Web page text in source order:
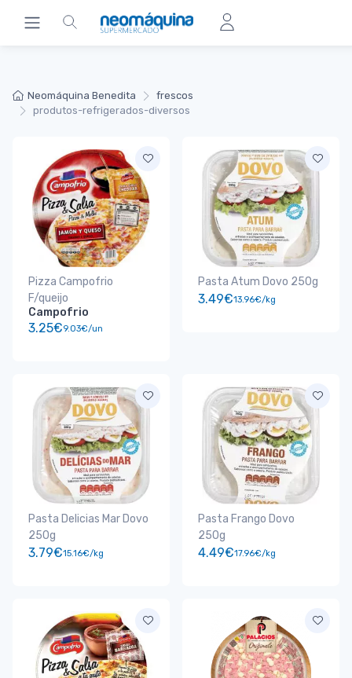
Neomáquina Benedita
frescos
produtos-refrigerados-diversos
Pizza Campofrio
F/queijo
Campofrio
3.25€9.03€/un
Pasta Atum Dovo 250g
3.49€13.96€/kg
Pasta Delicias Mar Dovo
250g
3.79€15.16€/kg
Pasta Frango Dovo
250g
4.49€17.96€/kg